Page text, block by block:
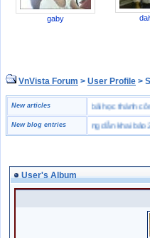
gaby
VnVista Forum > User Profile >
New articles
biệt” của Microsoft ♥4 bài học
New blog entries
hải quan là gì? Hướng dẫn khai báo
User's Album